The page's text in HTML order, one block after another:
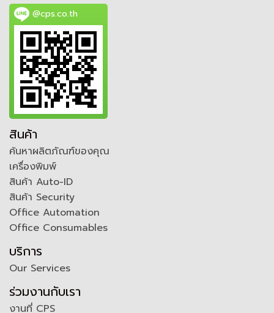
@cps.co.th
สินค้า
ค้นหาผลิตภัณฑ์ของคุณ
เครื่องพิมพ์
สินค้า Auto-ID
สินค้า Security
Office Automation
Office Consumables
บริการ
Our Services
ร่วมงานกับเรา
งานที่ CPS